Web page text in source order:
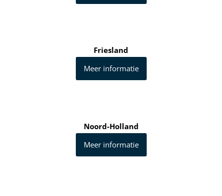
Friesland
Meer informatie
Noord-Holland
Meer informatie